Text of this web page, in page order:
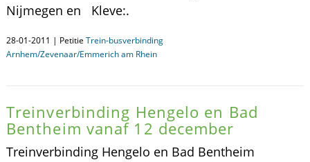
Nijmegen en Kleve:.
28-01-2011 | Petitie Trein-busverbinding
Arnhem/Zevenaar/Emmerich am Rhein
Treinverbinding Hengelo en Bad
Bentheim vanaf 12 december
Treinverbinding Hengelo en Bad Bentheim